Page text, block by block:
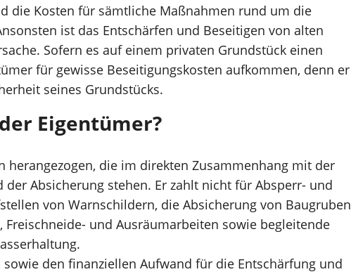
die Kosten für sämtliche Maßnahmen rund um die
ist das Entschärfen und Beseitigen von alten
Sofern es auf einem privaten Grundstück einen
für gewisse Beseitigungskosten aufkommen, denn er
seines Grundstücks.
Eigentümer?
herangezogen, die im direkten Zusammenhang mit der
der Absicherung stehen. Er zahlt nicht für Absperr- und
von Warnschildern, die Absicherung von Baugruben
und Ausräumarbeiten sowie begleitende
den finanziellen Aufwand für die Entschärfung und